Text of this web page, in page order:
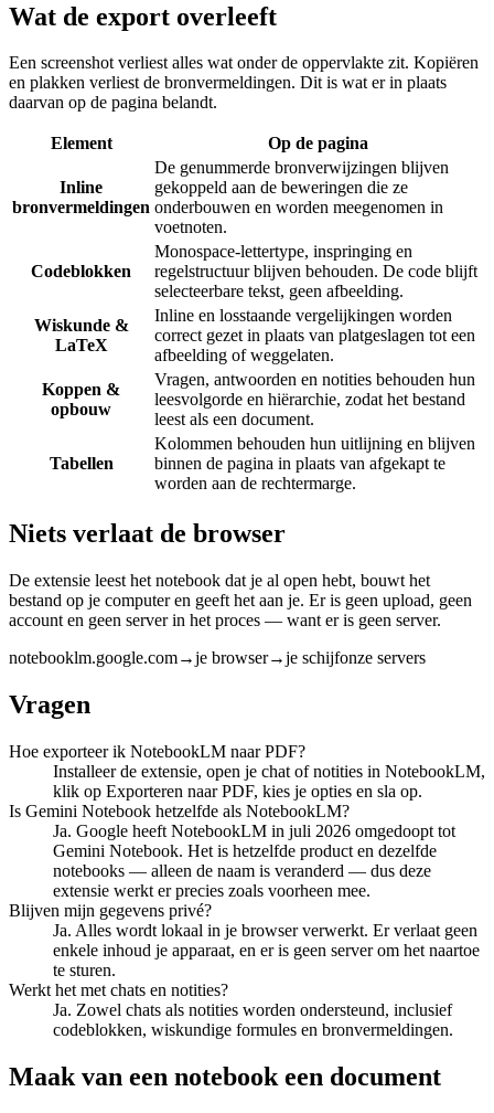
Wat de export overleeft
Een screenshot verliest alles wat onder de oppervlakte zit. Kopiëren
en plakken verliest de bronvermeldingen. Dit is wat er in plaats
daarvan op de pagina belandt.
Element Op de pagina
Inline
bronvermeldingen
De genummerde bronverwijzingen blijven
gekoppeld aan de beweringen die ze
onderbouwen en worden meegenomen in
voetnoten.
Codeblokken
Monospace-lettertype, inspringing en
regelstructuur blijven behouden. De code blijft
selecteerbare tekst, geen afbeelding.
Wiskunde &
LaTeX
Inline en losstaande vergelijkingen worden
correct gezet in plaats van platgeslagen tot een
afbeelding of weggelaten.
Koppen &
opbouw
Vragen, antwoorden en notities behouden hun
leesvolgorde en hiërarchie, zodat het bestand
leest als een document.
Tabellen
Kolommen behouden hun uitlijning en blijven
binnen de pagina in plaats van afgekapt te
worden aan de rechtermarge.
Niets verlaat de browser
De extensie leest het notebook dat je al open hebt, bouwt het
bestand op je computer en geeft het aan je. Er is geen upload, geen
account en geen server in het proces — want er is geen server.
notebooklm.google.com→je browser→je schijfonze servers
Vragen
Hoe exporteer ik NotebookLM naar PDF?
Installeer de extensie, open je chat of notities in NotebookLM,
klik op Exporteren naar PDF, kies je opties en sla op.
Is Gemini Notebook hetzelfde als NotebookLM?
Ja. Google heeft NotebookLM in juli 2026 omgedoopt tot
Gemini Notebook. Het is hetzelfde product en dezelfde
notebooks — alleen de naam is veranderd — dus deze
extensie werkt er precies zoals voorheen mee.
Blijven mijn gegevens privé?
Ja. Alles wordt lokaal in je browser verwerkt. Er verlaat geen
enkele inhoud je apparaat, en er is geen server om het naartoe
te sturen.
Werkt het met chats en notities?
Ja. Zowel chats als notities worden ondersteund, inclusief
codeblokken, wiskundige formules en bronvermeldingen.
Maak van een notebook een document